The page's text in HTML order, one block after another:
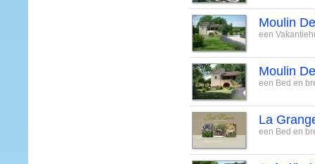
Moulin
een
Moulin
een Bed en
La
een Bed en